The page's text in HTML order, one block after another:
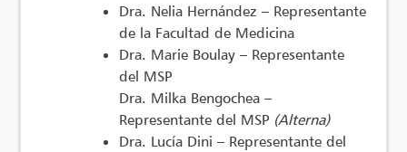
Dra. Nelia Hernández – Representante
de la Facultad de Medicina
Dra. Marie Boulay – Representante
del MSP
Dra. Milka Bengochea –
Representante del MSP (Alterna)
Dra. Lucía Dini – Representante del